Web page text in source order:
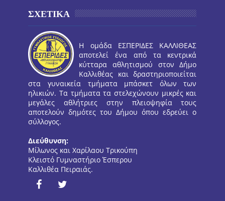
ΣΧΕΤΙΚΑ
Η ομάδα ΕΣΠΕΡΙΔΕΣ ΚΑΛΛΙΘΕΑΣ
αποτελεί ένα από τα κεντρικά
κύτταρα αθλητισμού στον Δήμο
Καλλιθέας και δραστηριοποιείται
στα γυναικεία τμήματα μπάσκετ όλων των
ηλικιών. Τα τμήματα τα στελεχώνουν μικρές και
μεγάλες αθλήτριες στην πλειοψηφία τους
αποτελούν δημότες του Δήμου όπου εδρεύει ο
σύλλογος.
Διεύθυνση:
Μίλωνος και Χαρίλαου Τρικούπη
Κλειστό Γυμναστήριο Έσπερου
Καλλιθέα Πειραιάς.